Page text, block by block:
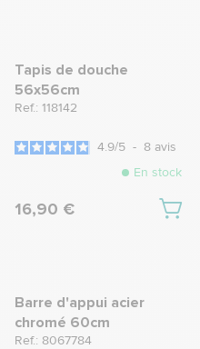
Tapis de douche
56x56cm
Ref.: 118142
4.9/5 - 8 avis
En stock
16,90 €
Barre d'appui acier
chromé 60cm
Ref.: 8067784